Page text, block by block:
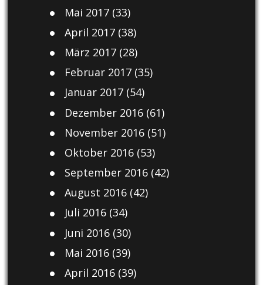
Mai 2017(33)
April 2017(38)
März 2017(28)
Februar 2017(35)
Januar 2017(54)
Dezember 2016(61)
November 2016(51)
Oktober 2016(53)
September 2016(42)
August 2016(42)
Juli 2016(34)
Juni 2016(30)
Mai 2016(39)
April 2016(39)